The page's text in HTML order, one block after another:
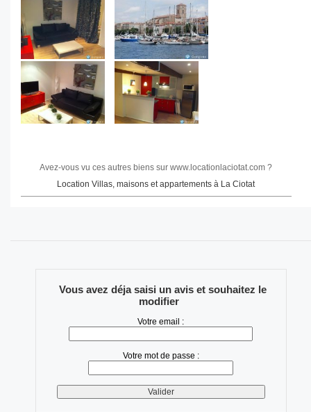
Avez-vous vu ces autres biens sur www.locationlaciotat.com ?
Location Villas, maisons et appartements à La Ciotat
Vous avez déja saisi un avis et souhaitez le
modifier
Votre email :
Votre mot de passe :